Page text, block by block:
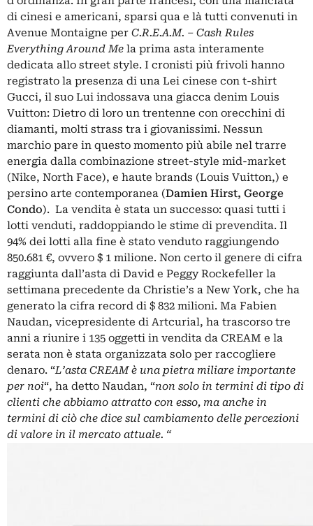
di cinesi e americani, sparsi qua e là tutti convenuti in
Avenue Montaigne per C.R.E.A.M. – Cash Rules
Everything Around Me la prima asta interamente
dedicata allo street style. I cronisti più frivoli hanno
registrato la presenza di una Lei cinese con t-shirt
Gucci, il suo Lui indossava una giacca denim Louis
Vuitton: Dietro di loro un trentenne con orecchini di
diamanti, molti strass tra i giovanissimi. Nessun
marchio pare in questo momento più abile nel trarre
energia dalla combinazione street-style mid-market
(Nike, North Face), e haute brands (Louis Vuitton,) e
persino arte contemporanea (Damien Hirst, George
Condo). La vendita è stata un successo: quasi tutti i
lotti venduti, raddoppiando le stime di prevendita. Il
94% dei lotti alla fine è stato venduto raggiungendo
850.681 €, ovvero $ 1 milione. Non certo il genere di cifra
raggiunta dall’asta di David e Peggy Rockefeller la
settimana precedente da Christie’s a New York, che ha
generato la cifra record di $ 832 milioni. Ma Fabien
Naudan, vicepresidente di Artcurial, ha trascorso tre
anni a riunire i 135 oggetti in vendita da CREAM e la
serata non è stata organizzata solo per raccogliere
denaro. “L’asta CREAM è una pietra miliare importante
per noi“, ha detto Naudan, “non solo in termini di tipo di
clienti che abbiamo attratto con esso, ma anche in
termini di ciò che dice sul cambiamento delle percezioni
di valore in il mercato attuale. “